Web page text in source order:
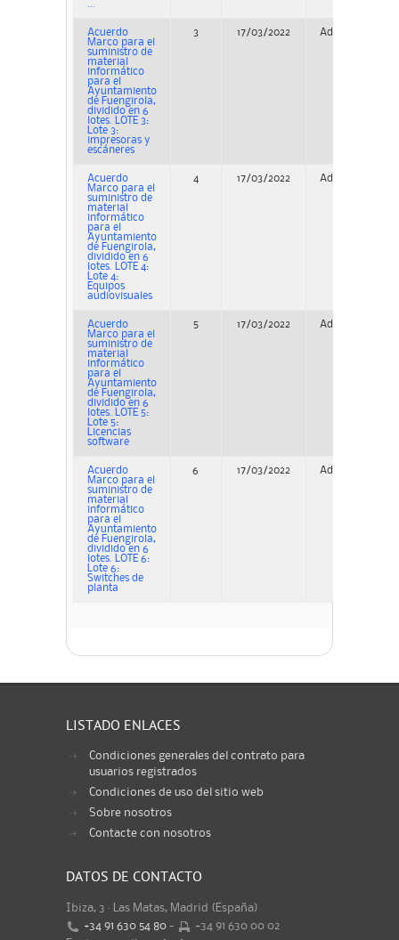
Acuerdo
Marco para el
suministro de
material
informático
para el
Ayuntamiento
de Fuengirola,
dividido en 6
lotes. LOTE 3:
Lote 3:
impresoras y
escáneres
3 17/03/2022 Adjudicación
Acuerdo
Marco para el
suministro de
material
informático
para el
Ayuntamiento
de Fuengirola,
dividido en 6
lotes. LOTE 4:
Lote 4:
Equipos
audiovisuales
4 17/03/2022 Adjudicación
Acuerdo
Marco para el
suministro de
material
informático
para el
Ayuntamiento
de Fuengirola,
dividido en 6
lotes. LOTE 5:
Lote 5:
Licencias
software
5 17/03/2022 Adjudicación
Acuerdo
Marco para el
suministro de
material
informático
para el
Ayuntamiento
de Fuengirola,
dividido en 6
lotes. LOTE 6:
Lote 6:
Switches de
planta
6 17/03/2022 Adjudicación
LISTADO ENLACES
Condiciones generales del contrato para
usuarios registrados
Condiciones de uso del sitio web
Sobre nosotros
Contacte con nosotros
DATOS DE CONTACTO
Ibiza, 3 · Las Matas, Madrid (España)
+34 91 630 54 80 -
+34 91 630 00 02